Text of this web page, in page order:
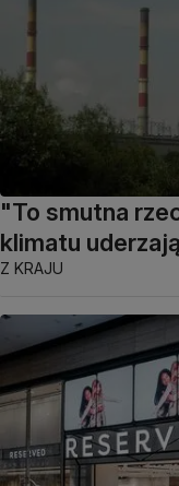
"To smutna
klimatu
Z KRAJU